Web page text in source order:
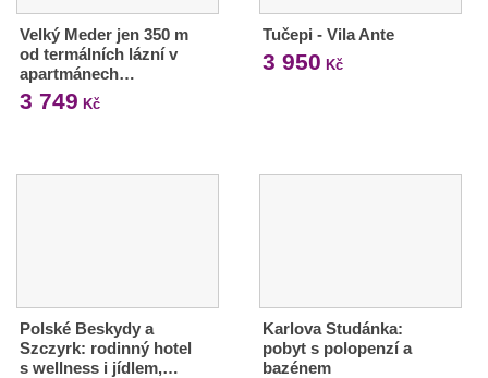
Velký Meder jen 350 m
od termálních lázní v
apartmánech…
3 749 Kč
Tučepi - Vila Ante
3 950 Kč
Polské Beskydy a
Szczyrk: rodinný hotel
s wellness i jídlem,…
Karlova Studánka:
pobyt s polopenzí a
bazénem